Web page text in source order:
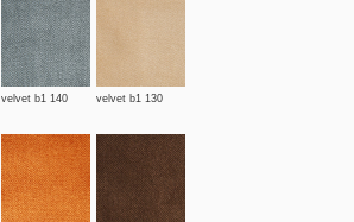
velvet b1 140 velvet b1 130